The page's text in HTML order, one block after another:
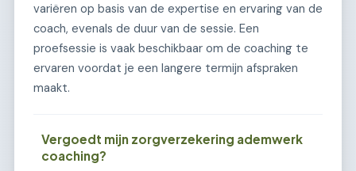
variëren op basis van de expertise en ervaring van de
coach, evenals de duur van de sessie. Een
proefsessie is vaak beschikbaar om de coaching te
ervaren voordat je een langere termijn afspraken
maakt.
Vergoedt mijn zorgverzekering ademwerk
coaching?